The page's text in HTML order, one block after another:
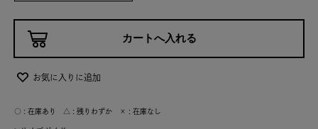
お気に入りに追加
○ : 在庫あり △ : 残りわずか × : 在庫なし